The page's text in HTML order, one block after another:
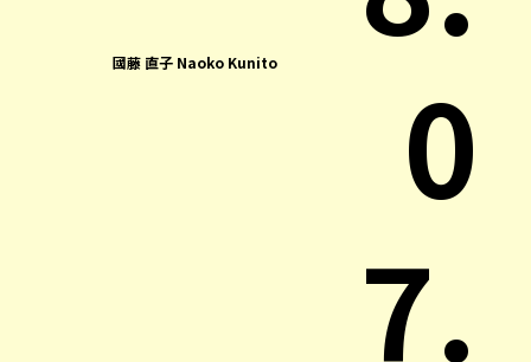
國藤 直子 Naoko Kunito
0
7.